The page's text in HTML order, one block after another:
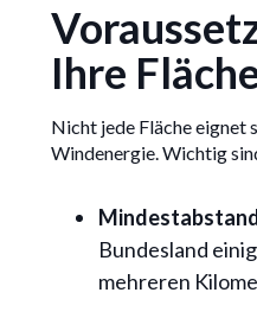
Ihre
Nicht jede Fläche eignet
Windenergie. Wichtig
Bundesland
mehreren